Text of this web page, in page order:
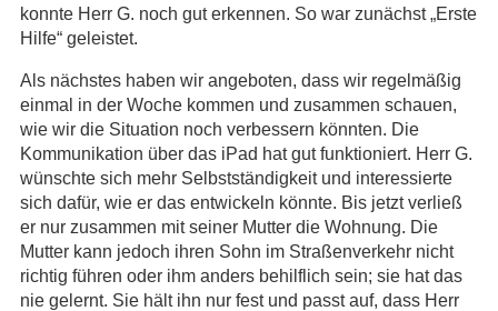
konnte Herr G. noch gut erkennen. So war zunächst „Erste
Hilfe“ geleistet.
Als nächstes haben wir angeboten, dass wir regelmäßig
einmal in der Woche kommen und zusammen schauen,
wie wir die Situation noch verbessern könnten. Die
Kommunikation über das iPad hat gut funktioniert. Herr G.
wünschte sich mehr Selbstständigkeit und interessierte
sich dafür, wie er das entwickeln könnte. Bis jetzt verließ
er nur zusammen mit seiner Mutter die Wohnung. Die
Mutter kann jedoch ihren Sohn im Straßenverkehr nicht
richtig führen oder ihm anders behilflich sein; sie hat das
nie gelernt. Sie hält ihn nur fest und passt auf, dass Herr